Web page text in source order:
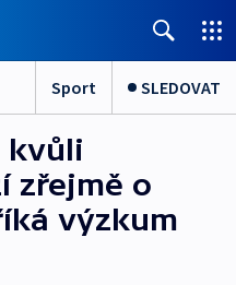
Sport SLEDOVAT
kvůli
zřejmě o
výzkum